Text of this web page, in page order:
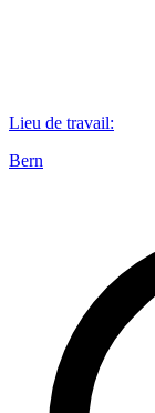
Lieu de travail:
Bern